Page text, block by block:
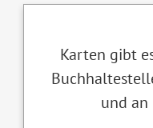
Karten gibt
und an